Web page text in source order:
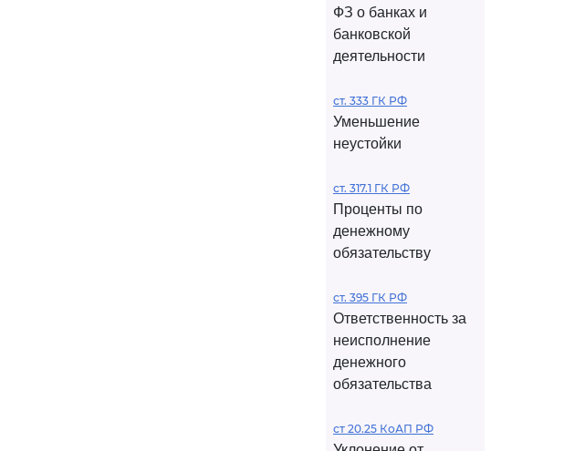
ФЗ о банках и
банковской
деятельности
ст. 333 ГК РФ
Уменьшение
неустойки
ст. 317.1 ГК РФ
Проценты по
денежному
обязательству
ст. 395 ГК РФ
Ответственность за
неисполнение
денежного
обязательства
ст 20.25 КоАП РФ